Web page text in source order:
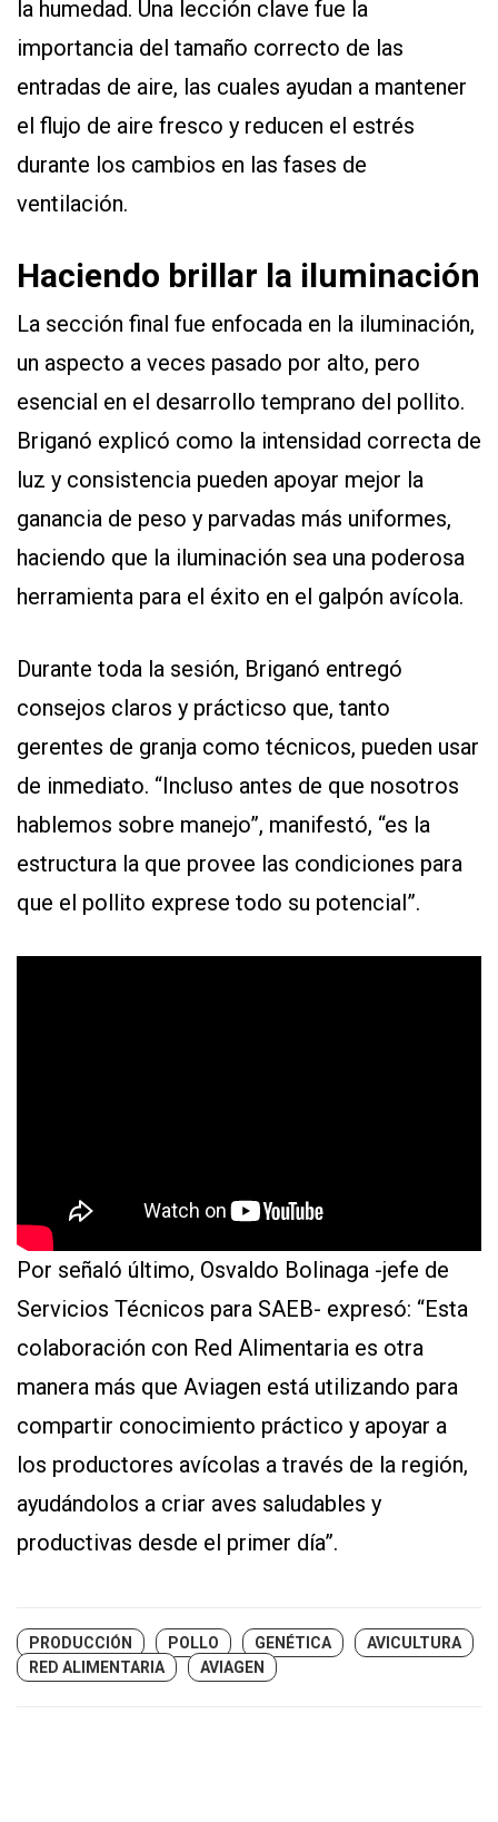
la humedad. Una lección clave fue la
importancia del tamaño correcto de las
entradas de aire, las cuales ayudan a mantener
el flujo de aire fresco y reducen el estrés
durante los cambios en las fases de
ventilación.
Haciendo brillar la iluminación
La sección final fue enfocada en la iluminación,
un aspecto a veces pasado por alto, pero
esencial en el desarrollo temprano del pollito.
Briganó explicó como la intensidad correcta de
luz y consistencia pueden apoyar mejor la
ganancia de peso y parvadas más uniformes,
haciendo que la iluminación sea una poderosa
herramienta para el éxito en el galpón avícola.
Durante toda la sesión, Briganó entregó
consejos claros y prácticso que, tanto
gerentes de granja como técnicos, pueden usar
de inmediato. “Incluso antes de que nosotros
hablemos sobre manejo”, manifestó, “es la
estructura la que provee las condiciones para
que el pollito exprese todo su potencial”.
Por señaló último, Osvaldo Bolinaga -jefe de
Servicios Técnicos para SAEB- expresó: “Esta
colaboración con Red Alimentaria es otra
manera más que Aviagen está utilizando para
compartir conocimiento práctico y apoyar a
los productores avícolas a través de la región,
ayudándolos a criar aves saludables y
productivas desde el primer día”.
PRODUCCIÓN POLLO GENÉTICA
AVICULTURA
RED ALIMENTARIA
AVIAGEN